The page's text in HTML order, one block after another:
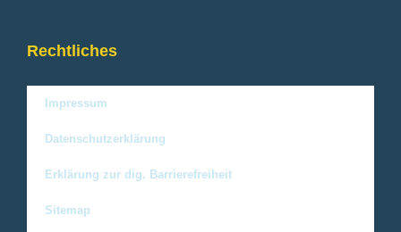
Rechtliches
Impressum
Datenschutzerklärung
Erklärung zur dig. Barrierefreiheit
Sitemap